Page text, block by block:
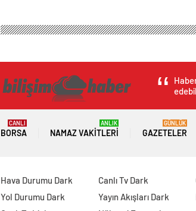
BORSA
CANLI
NAMAZ VAKITLERI
ANLIK
GAZETELER
GÜNLÜK
Hava Durumu Dark
Yol Durumu Dark
Canlı Tv Dark
Yayın Akışları Dark